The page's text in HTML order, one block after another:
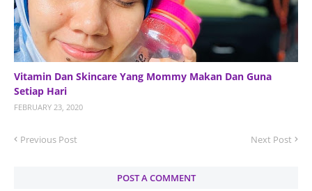
Vitamin Dan Skincare Yang Mommy Makan Dan Guna
Setiap Hari
FEBRUARY 23, 2020
Previous Post Next Post
POST A COMMENT